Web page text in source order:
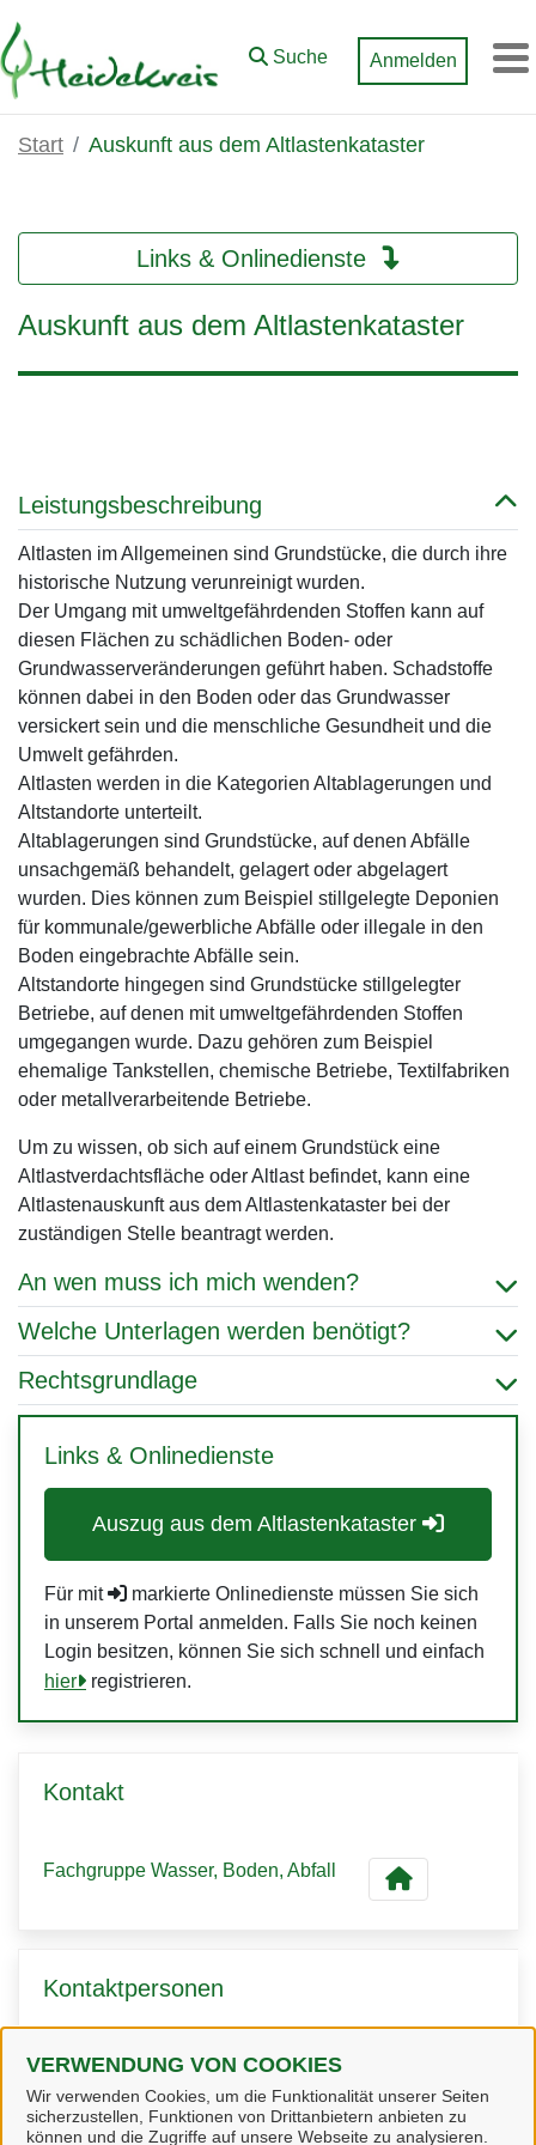
Zum Hauptinhalt springen
VERWENDUNG VON COOKIES
Wir verwenden Cookies, um die Funktionalität unserer Seiten
sicherzustellen, Funktionen von Drittanbietern anbieten zu
können und die Zugriffe auf unsere Webseite zu analysieren.
Suche Anmelden
Start Auskunft aus dem Altlastenkataster
Links & Onlinedienste
Auskunft aus dem Altlastenkataster
Leistungsbeschreibung
Altlasten im Allgemeinen sind Grundstücke, die durch ihre
historische Nutzung verunreinigt wurden.
Der Umgang mit umweltgefährdenden Stoffen kann auf
diesen Flächen zu schädlichen Boden- oder
Grundwasserveränderungen geführt haben. Schadstoffe
können dabei in den Boden oder das Grundwasser
versickert sein und die menschliche Gesundheit und die
Umwelt gefährden.
Altlasten werden in die Kategorien Altablagerungen und
Altstandorte unterteilt.
Altablagerungen sind Grundstücke, auf denen Abfälle
unsachgemäß behandelt, gelagert oder abgelagert
wurden. Dies können zum Beispiel stillgelegte Deponien
für kommunale/gewerbliche Abfälle oder illegale in den
Boden eingebrachte Abfälle sein.
Altstandorte hingegen sind Grundstücke stillgelegter
Betriebe, auf denen mit umweltgefährdenden Stoffen
umgegangen wurde. Dazu gehören zum Beispiel
ehemalige Tankstellen, chemische Betriebe, Textilfabriken
oder metallverarbeitende Betriebe.
Um zu wissen, ob sich auf einem Grundstück eine
Altlastverdachtsfläche oder Altlast befindet, kann eine
Altlastenauskunft aus dem Altlastenkataster bei der
zuständigen Stelle beantragt werden.
An wen muss ich mich wenden?
Welche Unterlagen werden benötigt?
Rechtsgrundlage
Links & Onlinedienste
Auszug aus dem Altlastenkataster
Für mit
markierte Onlinedienste müssen Sie sich
in unserem Portal anmelden. Falls Sie noch keinen
Login besitzen, können Sie sich schnell und einfach
hier
registrieren.
Kontakt
Fachgruppe Wasser, Boden, Abfall
Kontaktpersonen
Frau Seewald